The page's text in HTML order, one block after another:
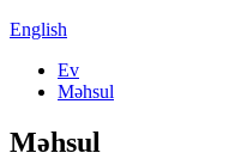
English
Ev
Məhsul
Məhsul